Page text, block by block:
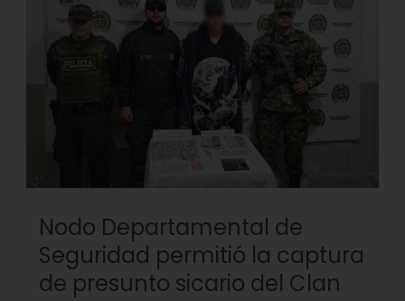
Nodo Departamental de
Seguridad permitió la captura
de presunto sicario del Clan